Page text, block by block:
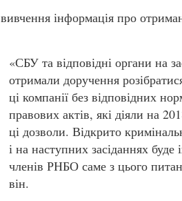
інформація про
«СБУ та відповідні органи на
отримали доручення
ці компанії без відповідних
правових актів, які діяли на
ці дозволи. Відкрито
і на наступних засіданнях
членів РНБО саме з цього
він.